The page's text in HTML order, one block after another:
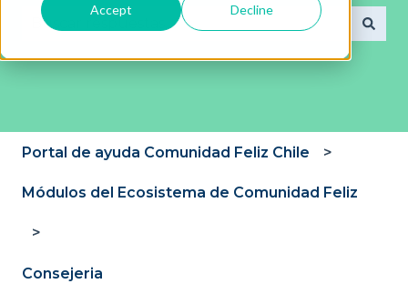
Accept Decline
No hay sugerencias porque el campo de
Portal de ayuda Comunidad Feliz Chile
Módulos del Ecosistema de Comunidad Feliz
Consejeria